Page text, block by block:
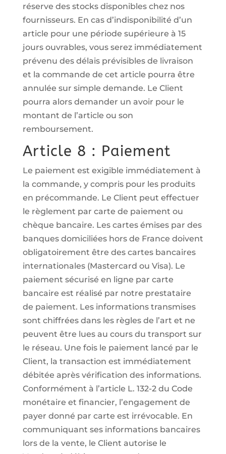
réserve des stocks disponibles chez nos
fournisseurs. En cas d’indisponibilité d’un
article pour une période supérieure à 15
jours ouvrables, vous serez immédiatement
prévenu des délais prévisibles de livraison
et la commande de cet article pourra être
annulée sur simple demande. Le Client
pourra alors demander un avoir pour le
montant de l’article ou son
remboursement.
Article 8 : Paiement
Le paiement est exigible immédiatement à
la commande, y compris pour les produits
en précommande. Le Client peut effectuer
le règlement par carte de paiement ou
chèque bancaire. Les cartes émises par des
banques domiciliées hors de France doivent
obligatoirement être des cartes bancaires
internationales (Mastercard ou Visa). Le
paiement sécurisé en ligne par carte
bancaire est réalisé par notre prestataire
de paiement. Les informations transmises
sont chiffrées dans les règles de l’art et ne
peuvent être lues au cours du transport sur
le réseau. Une fois le paiement lancé par le
Client, la transaction est immédiatement
débitée après vérification des informations.
Conformément à l’article L. 132-2 du Code
monétaire et financier, l’engagement de
payer donné par carte est irrévocable. En
communiquant ses informations bancaires
lors de la vente, le Client autorise le